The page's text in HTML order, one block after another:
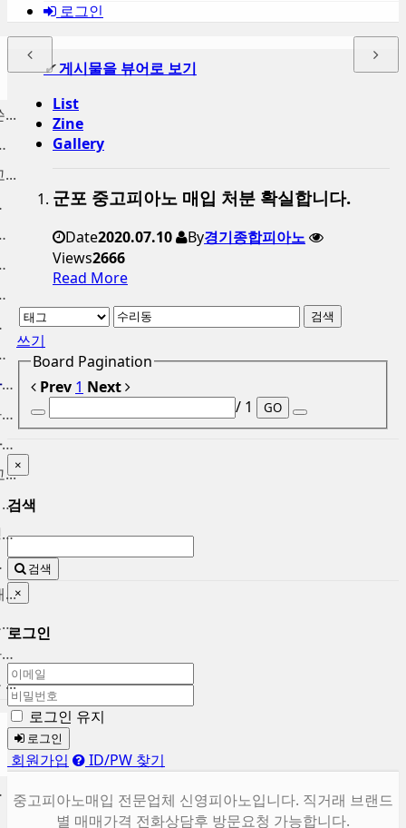
로그인
✔게시물을 뷰어로 보기
List
Zine
Gallery
군포 중고피아노 매입 처분 확실합니다.
Date2020.07.10 By경기종합피아노
Views2666
Read More
검색
쓰기
Board Pagination
Prev 1 Next
/ 1
GO
...
동 고...
...
...
중고피...
, 신도...
, 사당...
입
노 매...
인천중고피아노 고가에 피아노...
중고피아노처분 가격 높은가격...
인천중고피아노 매입 합니다. ...
...
중고피아노팔기 매입후 가치를...
중고피아노시세 브랜드별 정직...
...
...
마포중고피아노 시세대비 고가...
용산 중고피아노 매입합니다. ...
...
다.
×
검색
검색
×
로그인
로그인 유지
로그인
회원가입
ID/PW 찾기
중고피아노매입 전문업체 신영피아노입니다. 직거래 브랜드
별 매매가격 전화상담후 방문요청 가능합니다.